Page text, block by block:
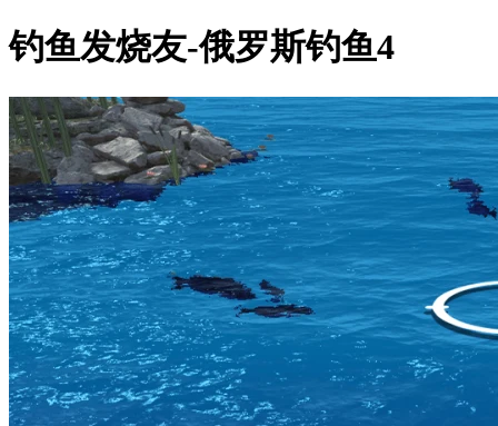
钓鱼发烧友-俄罗斯钓鱼4